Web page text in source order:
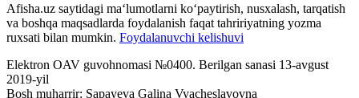
Afisha.uz saytidagi ma‘lumotlarni ko‘paytirish, nusxalash, tarqatish
va boshqa maqsadlarda foydalanish faqat tahririyatning yozma
ruxsati bilan mumkin. Foydalanuvchi kelishuvi
Elektron OAV guvohnomasi №0400. Berilgan sanasi 13-avgust
2019-yil
Bosh muharrir: Sapayeva Galina Vyacheslavovna